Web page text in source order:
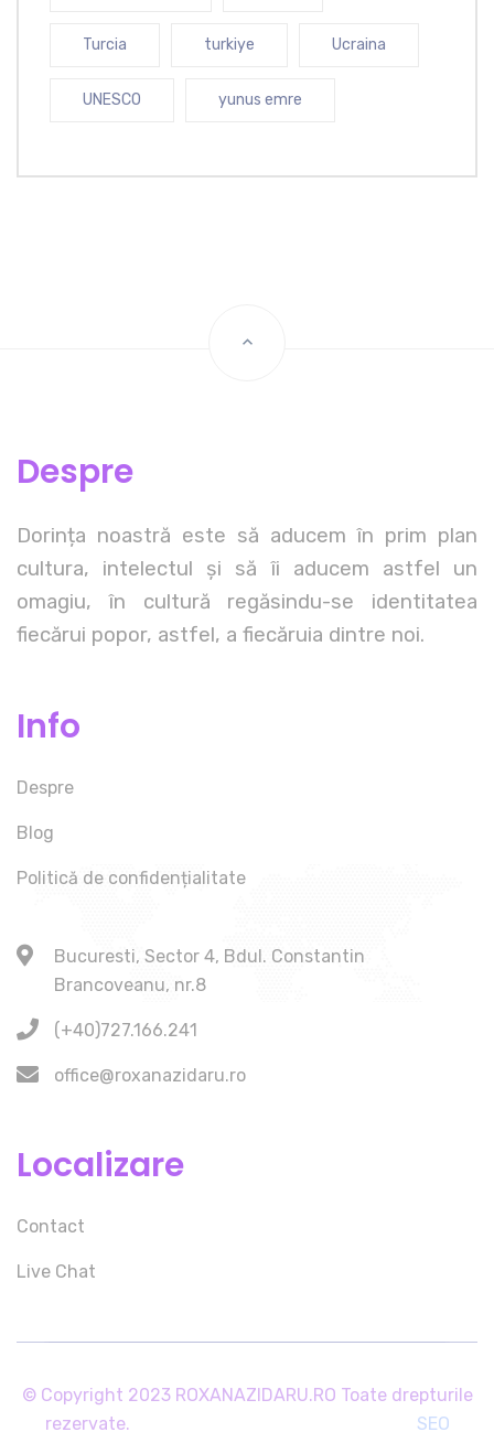
Turcia turkiye Ucraina
UNESCO yunus emre
Despre
Dorința noastră este să aducem în prim plan
cultura, intelectul și să îi aducem astfel un
omagiu, în cultură regăsindu-se identitatea
fiecărui popor, astfel, a fiecăruia dintre noi.
Info
Despre
Blog
Politică de confidențialitate
Bucuresti, Sector 4, Bdul. Constantin
Brancoveanu, nr.8
(+40)727.166.241
office@roxanazidaru.ro
Localizare
Contact
Live Chat
© Copyright 2023 ROXANAZIDARU.RO Toate drepturile
rezervate. SEO